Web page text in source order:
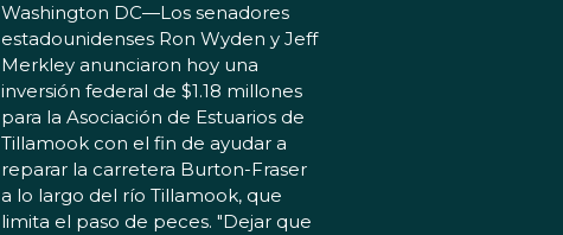
Washington DC—Los senadores
estadounidenses Ron Wyden y Jeff
Merkley anunciaron hoy una
inversión federal de $1.18 millones
para la Asociación de Estuarios de
Tillamook con el fin de ayudar a
reparar la carretera Burton-Fraser
a lo largo del río Tillamook, que
limita el paso de peces. "Dejar que